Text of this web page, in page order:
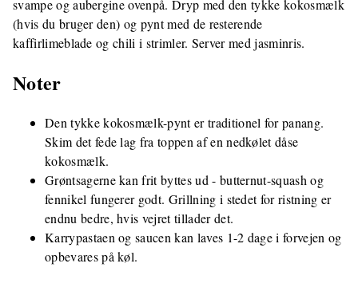
svampe og aubergine ovenpå. Dryp med den tykke kokosmælk
(hvis du bruger den) og pynt med de resterende
kaffirlimeblade og chili i strimler. Server med jasminris.
Noter
Den tykke kokosmælk-pynt er traditionel for panang.
Skim det fede lag fra toppen af en nedkølet dåse
kokosmælk.
Grøntsagerne kan frit byttes ud - butternut-squash og
fennikel fungerer godt. Grillning i stedet for ristning er
endnu bedre, hvis vejret tillader det.
Karrypastaen og saucen kan laves 1-2 dage i forvejen og
opbevares på køl.